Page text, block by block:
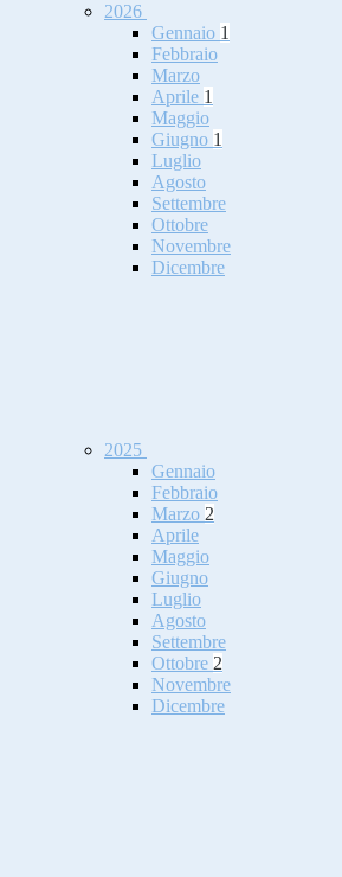
2026
Gennaio 1
Febbraio
Marzo
Aprile 1
Maggio
Giugno 1
Luglio
Agosto
Settembre
Ottobre
Novembre
Dicembre
2025
Gennaio
Febbraio
Marzo 2
Aprile
Maggio
Giugno
Luglio
Agosto
Settembre
Ottobre 2
Novembre
Dicembre